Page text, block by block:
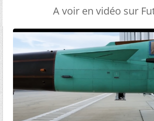
A voir en vidéo sur